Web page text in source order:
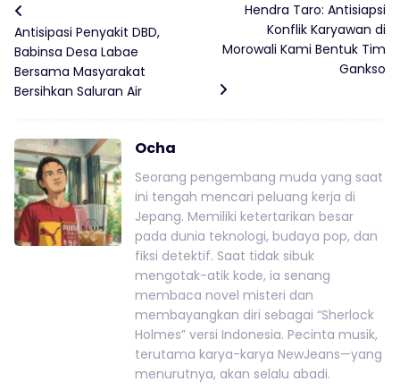
Antisipasi Penyakit DBD,
Babinsa Desa Labae
Bersama Masyarakat
Bersihkan Saluran Air
Hendra Taro: Antisiapsi
Konflik Karyawan di
Morowali Kami Bentuk Tim
Gankso
Ocha
Seorang pengembang muda yang saat
ini tengah mencari peluang kerja di
Jepang. Memiliki ketertarikan besar
pada dunia teknologi, budaya pop, dan
fiksi detektif. Saat tidak sibuk
mengotak-atik kode, ia senang
membaca novel misteri dan
membayangkan diri sebagai “Sherlock
Holmes” versi Indonesia. Pecinta musik,
terutama karya-karya NewJeans—yang
menurutnya, akan selalu abadi.